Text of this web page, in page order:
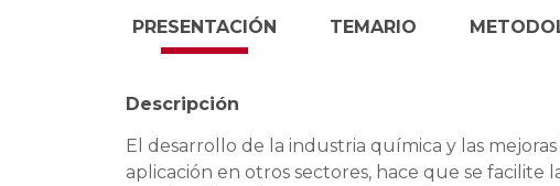
PRESENTACIÓN
Descripción
El desarrollo de la industria química y las
aplicación en otros sectores, hace que se facilite
TEMARIO